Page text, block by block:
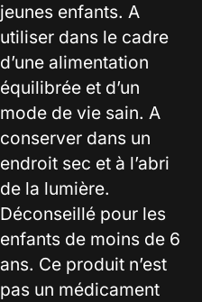
jeunes enfants. A
utiliser dans le cadre
d’une alimentation
équilibrée et d’un
mode de vie sain. A
conserver dans un
endroit sec et à l’abri
de la lumière.
Déconseillé pour les
enfants de moins de 6
ans. Ce produit n’est
pas un médicament